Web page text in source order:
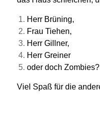
Herr Brüning,
Frau Tiehen,
Herr Gillner,
Herr Greiner
oder doch Zombies?
Viel Spaß für die